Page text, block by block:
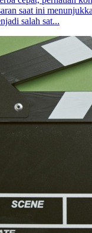
saat ini
salah sat...